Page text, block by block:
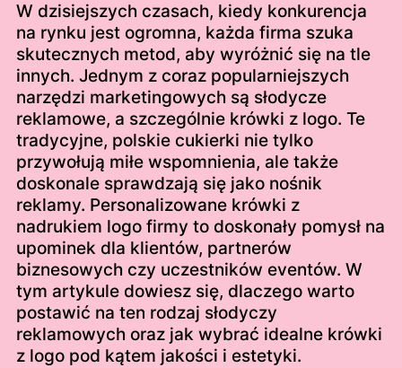
W dzisiejszych czasach, kiedy konkurencja
na rynku jest ogromna, każda firma szuka
skutecznych metod, aby wyróżnić się na tle
innych. Jednym z coraz popularniejszych
narzędzi marketingowych są słodycze
reklamowe, a szczególnie krówki z logo. Te
tradycyjne, polskie cukierki nie tylko
przywołują miłe wspomnienia, ale także
doskonale sprawdzają się jako nośnik
reklamy. Personalizowane krówki z
nadrukiem logo firmy to doskonały pomysł na
upominek dla klientów, partnerów
biznesowych czy uczestników eventów. W
tym artykule dowiesz się, dlaczego warto
postawić na ten rodzaj słodyczy
reklamowych oraz jak wybrać idealne krówki
z logo pod kątem jakości i estetyki.